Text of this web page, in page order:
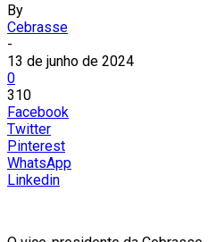
By
Cebrasse
-
13 de junho de 2024
0
310
Facebook
Twitter
Pinterest
WhatsApp
Linkedin